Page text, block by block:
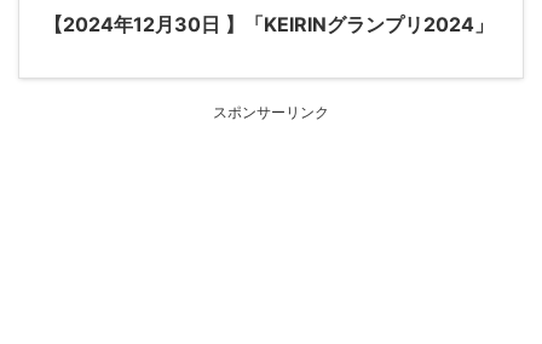
【2024年12月30日 】「KEIRINグランプリ2024」
スポンサーリンク